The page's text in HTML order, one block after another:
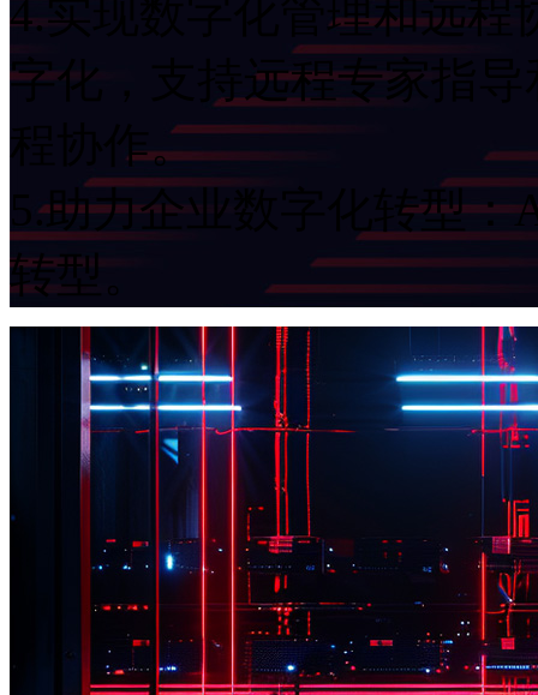
4.实现数字化管理和远程
字化，支持远程专家指
程协作。
5.助力企业数字化转型
转型。